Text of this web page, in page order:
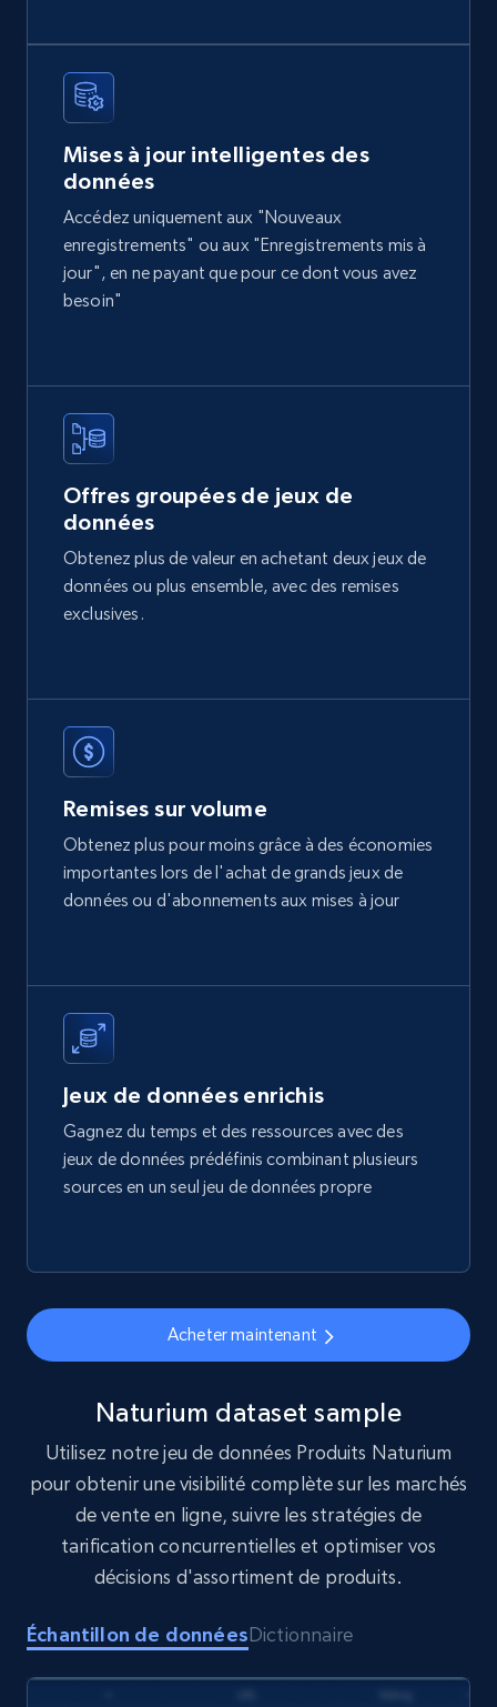
2.1K+
Amazon products global dataset
Title, Seller name, Brand, Description, Initial
price, Currency, Availability, Reviews count, and
more.
2.1K+
Etsy
URL, Product id, Listing inventory id, Title, Rating,
Reviews count shop, Reviews count item, Initial
price, and more.
1.9K+
Amazon best seller products
Title, Seller name, Brand, Description, Initial
price, Final price, Final price high, Currency, and
eCommerce
1.7K+
Amazon products search
1.6K+ 181+ Buy Now
URL, Product id, Title, Product description,
Rating, Reviews count, Initial price, Discount,
and more.
1.3K+ 175+ Buy Now
Mises à jour intelligentes des
données
Accédez uniquement aux "Nouveaux
enregistrements" ou aux "Enregistrements mis à
jour", en ne payant que pour ce dont vous avez
besoin"
Offres groupées de jeux de
données
Obtenez plus de valeur en achetant deux jeux de
données ou plus ensemble, avec des remises
exclusives.
Remises sur volume
Obtenez plus pour moins grâce à des économies
importantes lors de l'achat de grands jeux de
données ou d'abonnements aux mises à jour
Jeux de données enrichis
Gagnez du temps et des ressources avec des
jeux de données prédéfinis combinant plusieurs
sources en un seul jeu de données propre
Acheter maintenant
Naturium dataset sample
Utilisez notre jeu de données Produits Naturium
pour obtenir une visibilité complète sur les marchés
de vente en ligne, suivre les stratégies de
tarification concurrentielles et optimiser vos
décisions d'assortiment de produits.
Échantillon de donnéesDictionnaire